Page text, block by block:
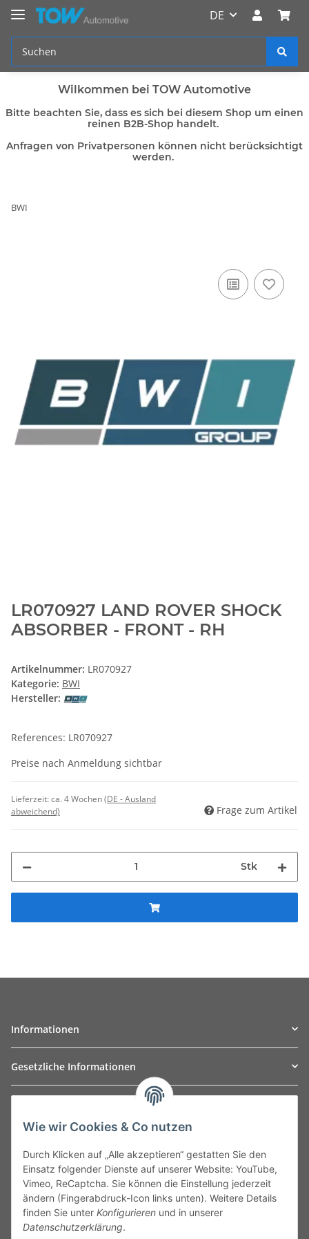
DE
Wilkommen bei TOW Automotive
Bitte beachten Sie, dass es sich bei diesem Shop um einen
reinen B2B-Shop handelt.
Anfragen von Privatpersonen können nicht berücksichtigt
werden.
BWI
LR070927 LAND ROVER SHOCK
ABSORBER - FRONT - RH
Artikelnummer: LR070927
Kategorie: BWI
Hersteller:
References: LR070927
Preise nach Anmeldung sichtbar
Lieferzeit:ca. 4 Wochen(DE - Ausland
abweichend)
Frage zum Artikel
Stk
Informationen
Gesetzliche Informationen
Leibnizstraße 2a
Germany
Phone:+49 40 5287270
Fax:+49 40 5281050
Email:sales@tow-automotive.de
Wie wir Cookies & Co nutzen
Durch Klicken auf „Alle akzeptieren“ gestatten Sie den
Einsatz folgender Dienste auf unserer Website: YouTube,
Vimeo, ReCaptcha. Sie können die Einstellung jederzeit
ändern (Fingerabdruck-Icon links unten). Weitere Details
finden Sie unter Konfigurieren und in unserer
Datenschutzerklärung.